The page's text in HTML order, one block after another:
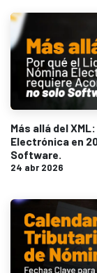
Más allá del
Electrónica en
Software.
24 abr 2026